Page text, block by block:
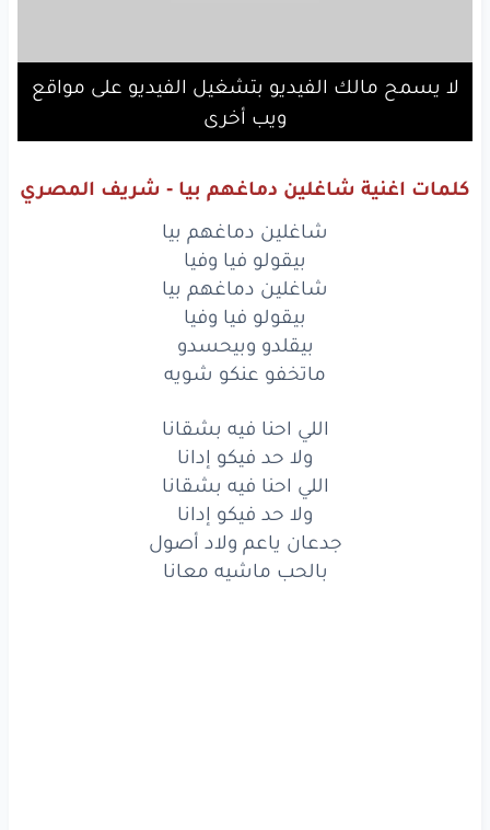
لا يسمح مالك الفيديو بتشغيل الفيديو على مواقع
ويب أخرى
كلمات اغنية شاغلين دماغهم بيا - شريف المصري
شاغلين دماغهم بيا
بيقولو فيا وفيا
شاغلين دماغهم بيا
بيقولو فيا وفيا
بيقلدو وبيحسدو
ماتخفو عنكو شويه
اللي احنا فيه بشقانا
ولا حد فيكو إدانا
اللي احنا فيه بشقانا
ولا حد فيكو إدانا
جدعان ياعم ولاد أصول
بالحب ماشيه معانا